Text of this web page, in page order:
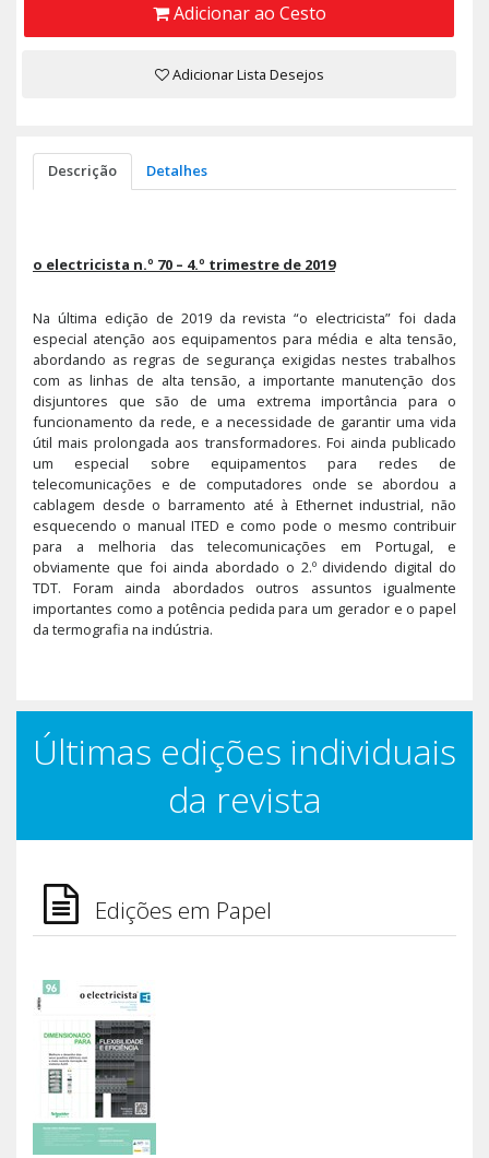
Adicionar ao Cesto
Adicionar Lista Desejos
Descrição Detalhes
o electricista n.º 70 – 4.º trimestre de 2019
Na última edição de 2019 da revista “o electricista” foi dada
especial atenção aos equipamentos para média e alta tensão,
abordando as regras de segurança exigidas nestes trabalhos
com as linhas de alta tensão, a importante manutenção dos
disjuntores que são de uma extrema importância para o
funcionamento da rede, e a necessidade de garantir uma vida
útil mais prolongada aos transformadores. Foi ainda publicado
um especial sobre equipamentos para redes de
telecomunicações e de computadores onde se abordou a
cablagem desde o barramento até à Ethernet industrial, não
esquecendo o manual ITED e como pode o mesmo contribuir
para a melhoria das telecomunicações em Portugal, e
obviamente que foi ainda abordado o 2.º dividendo digital do
TDT. Foram ainda abordados outros assuntos igualmente
importantes como a potência pedida para um gerador e o papel
da termografia na indústria.
Últimas edições individuais
da revista
Edições em Papel